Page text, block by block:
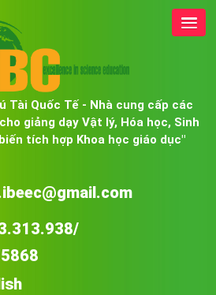
Tài Quốc Tế - Nhà cung cấp các
giảng dạy Vật lý, Hóa học, Sinh
tích hợp Khoa học giáo dục"